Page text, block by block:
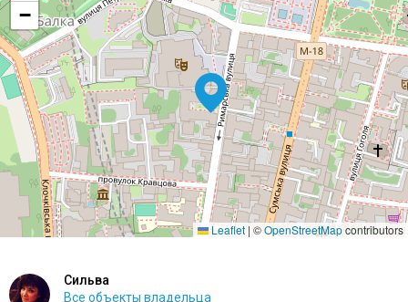
−
Leaflet |©OpenStreetMapcontributors
Сильва
Все объекты владельца